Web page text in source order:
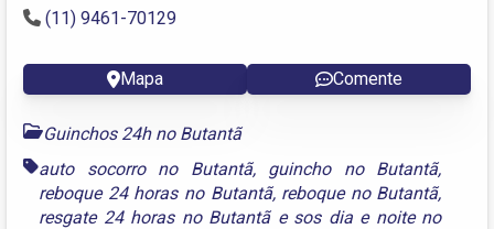
(11) 9461-70129
Mapa Comente
Guinchos 24h no Butantã
auto socorro no Butantã, guincho no Butantã,
reboque 24 horas no Butantã, reboque no Butantã,
resgate 24 horas no Butantãe sos dia e noite no